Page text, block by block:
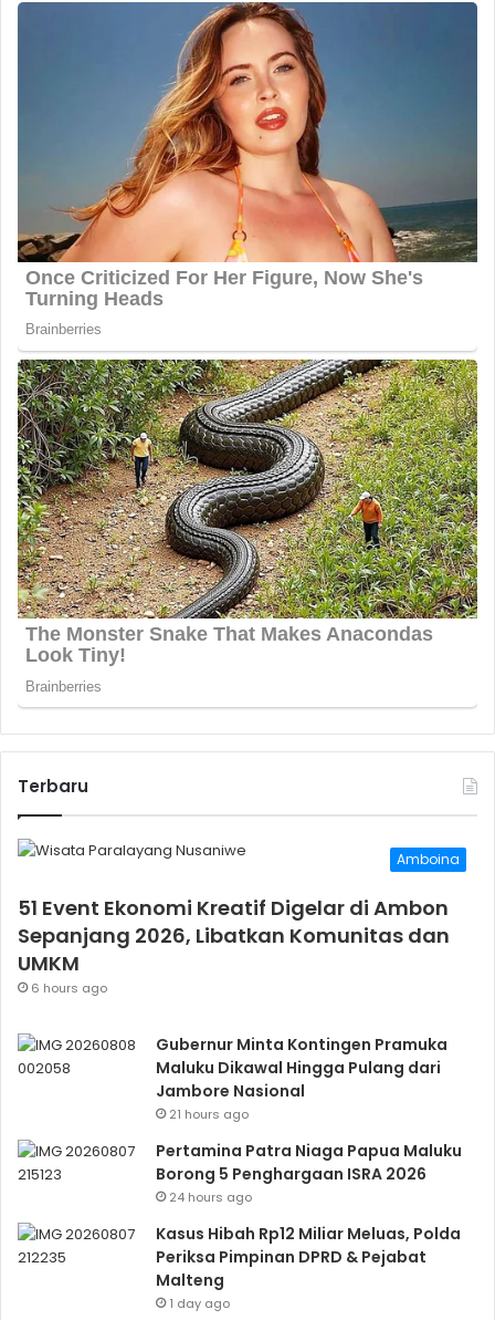
Terbaru
Amboina
51 Event Ekonomi Kreatif Digelar di Ambon
Sepanjang 2026, Libatkan Komunitas dan
UMKM
6 hours ago
Gubernur Minta Kontingen Pramuka
Maluku Dikawal Hingga Pulang dari
Jambore Nasional
21 hours ago
Pertamina Patra Niaga Papua Maluku
Borong 5 Penghargaan ISRA 2026
24 hours ago
Kasus Hibah Rp12 Miliar Meluas, Polda
Periksa Pimpinan DPRD & Pejabat
Malteng
1 day ago